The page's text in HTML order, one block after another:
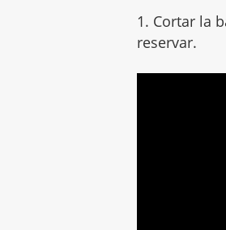
1. Cortar la
reservar.